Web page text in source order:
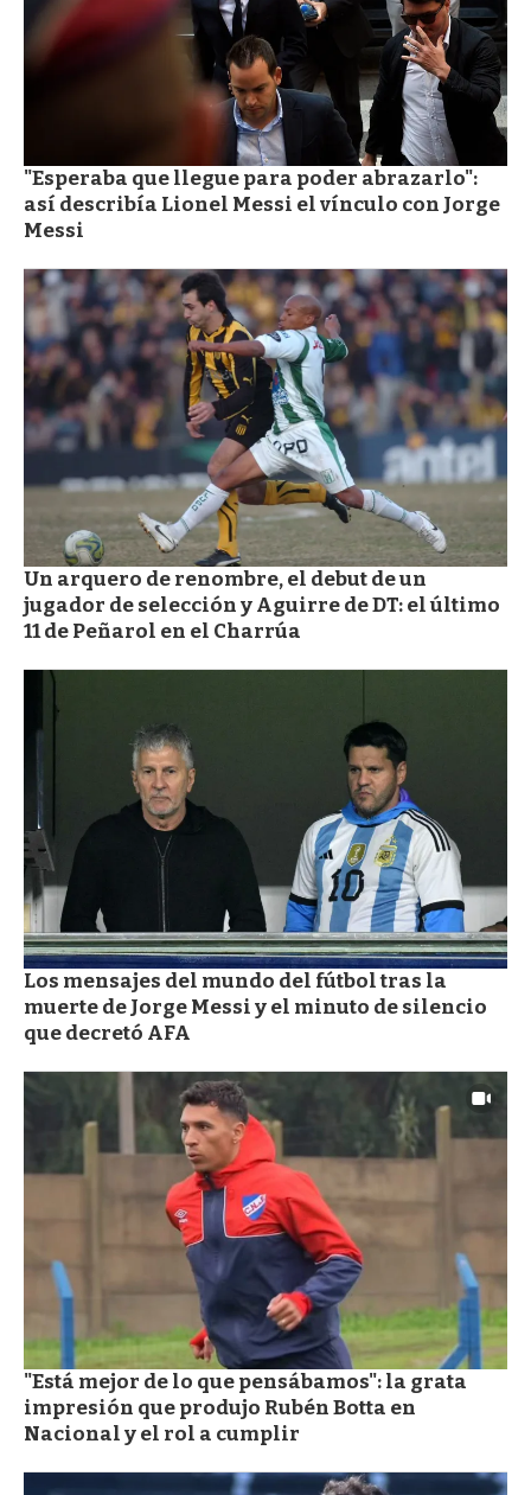
"Esperaba que llegue para poder abrazarlo":
así describía Lionel Messi el vínculo con Jorge
Messi
Un arquero de renombre, el debut de un
jugador de selección y Aguirre de DT: el último
11 de Peñarol en el Charrúa
Los mensajes del mundo del fútbol tras la
muerte de Jorge Messi y el minuto de silencio
que decretó AFA
"Está mejor de lo que pensábamos": la grata
impresión que produjo Rubén Botta en
Nacional y el rol a cumplir